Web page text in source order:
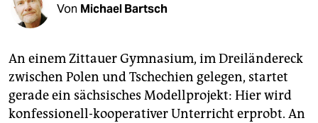
unterstützen
genossenschaft
epaper login
Von Michael Bartsch
An einem Zittauer Gymnasium, im Dreiländereck
zwischen Polen und Tschechien gelegen, startet
gerade ein sächsisches Modellprojekt: Hier wird
konfessionell-kooperativer Unterricht erprobt. An